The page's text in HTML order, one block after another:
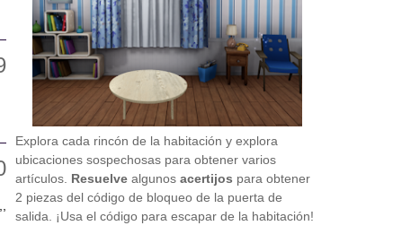
Explora cada rincón de la habitación y explora
ubicaciones sospechosas para obtener varios
artículos. Resuelve algunos acertijos para obtener
2 piezas del código de bloqueo de la puerta de
salida. ¡Usa el código para escapar de la habitación!